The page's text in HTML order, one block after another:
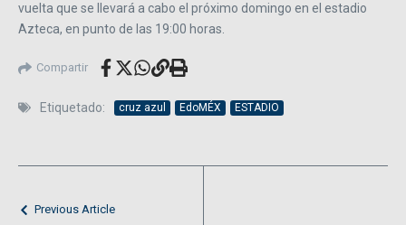
vuelta que se llevará a cabo el próximo domingo en el estadio
Azteca, en punto de las 19:00 horas.
Compartir
Etiquetado: cruz azul EdoMÉX ESTADIO
Previous Article